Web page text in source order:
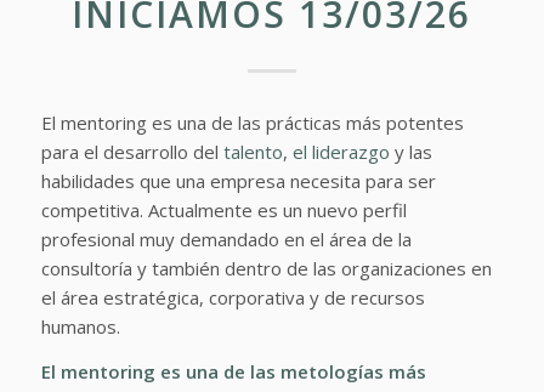
INICIAMOS 13/03/26
El mentoring es una de las prácticas más potentes
para el desarrollo del talento, el liderazgo y las
habilidades que una empresa necesita para ser
competitiva. Actualmente es un nuevo perfil
profesional muy demandado en el área de la
consultoría y también dentro de las organizaciones en
el área estratégica, corporativa y de recursos
humanos.
El mentoring es una de las metologías más